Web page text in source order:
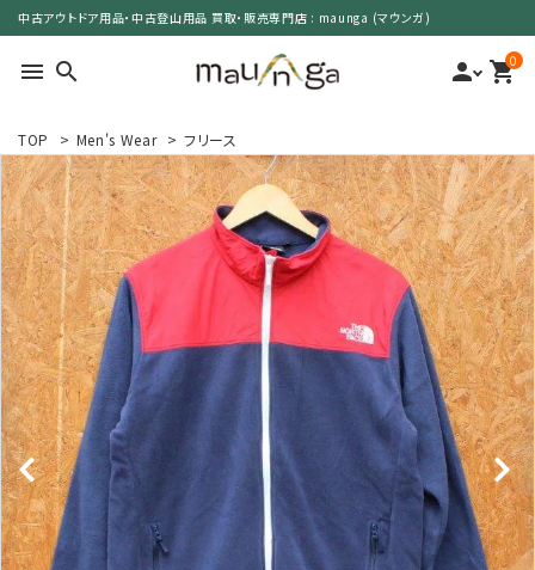
中古アウトドア用品・中古登山用品 買取・販売専門店 : maunga (マウンガ)
menu search person 0
shopping_cart
search
カテゴリーで選ぶ
サイズで選ぶ
特集で選ぶ
価格で選ぶ
買取案内
レンタル・修理
TOP > Men's Wear > フリース